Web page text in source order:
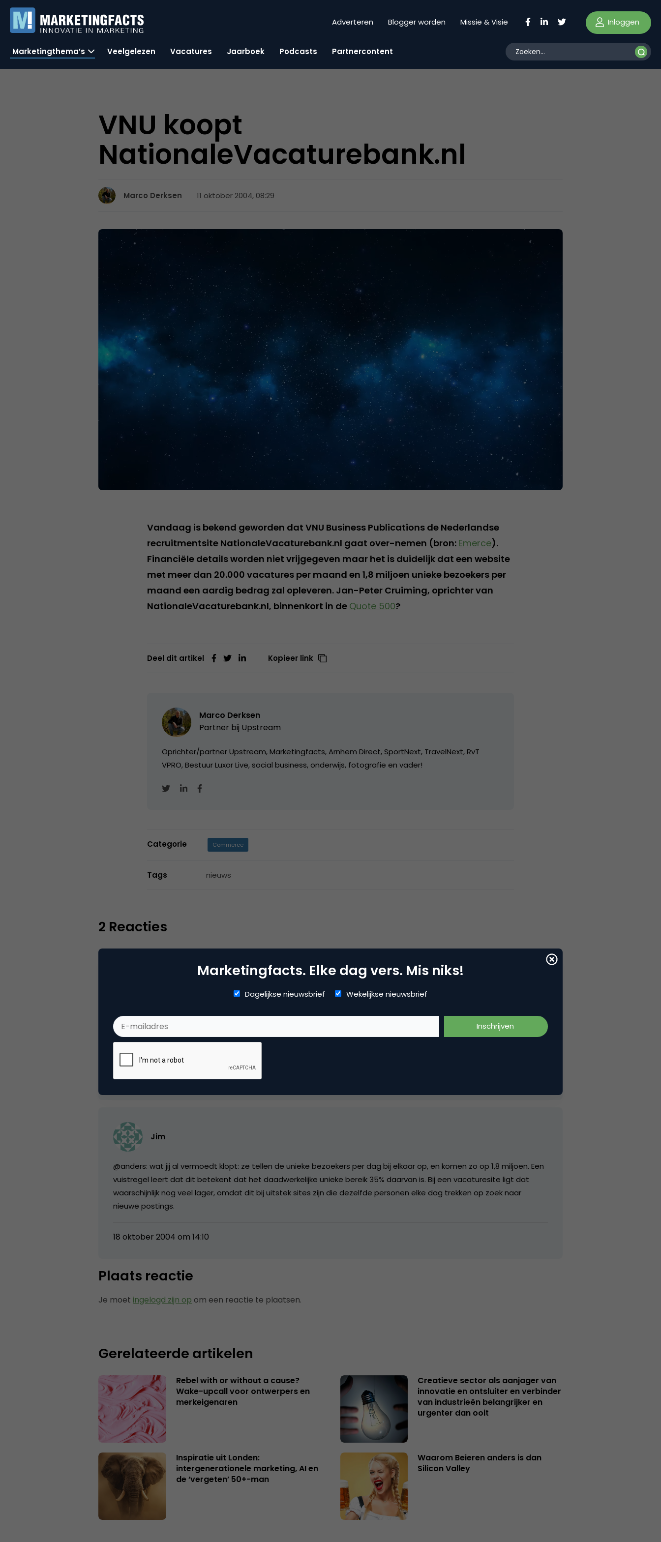
Adverteren Blogger worden Missie & Visie Inloggen
Marketingthema’s Veelgelezen Vacatures Jaarboek Podcasts Partnercontent
VNU koopt
NationaleVacaturebank.nl
Marco Derksen 11 oktober 2004, 08:29
Vandaag is bekend geworden dat VNU Business Publications de Nederlandse
recruitmentsite NationaleVacaturebank.nl gaat over-nemen (bron: Emerce).
Financiële details worden niet vrijgegeven maar het is duidelijk dat een website
met meer dan 20.000 vacatures per maand en 1,8 miljoen unieke bezoekers per
maand een aardig bedrag zal opleveren. Jan-Peter Cruiming, oprichter van
NationaleVacaturebank.nl, binnenkort in de Quote 500?
Deel dit artikel Kopieer link
Marco Derksen
Partner bij Upstream
Oprichter/partner Upstream, Marketingfacts, Arnhem Direct, SportNext, TravelNext, RvT
VPRO, Bestuur Luxor Live, social business, onderwijs, fotografie en vader!
Categorie Commerce
Tags nieuws
2 Reacties
Nederlanders online zou dat betekenen dat 1 op de 4 elke maand nationalevacaturebank.nl bezoekt. Dat lijkt me zeer
onwaarschijnlijk, en ik heb het vermoeden dat de term “unieke bezoeker per maand” door natoinalevacaturebank.nl
18 oktober 2004 om 11:16
Jim
@anders: wat jij al vermoedt klopt: ze tellen de unieke bezoekers per dag bij elkaar op, en komen zo op 1,8 miljoen. Een
vuistregel leert dat dit betekent dat het daadwerkelijke unieke bereik 35% daarvan is. Bij een vacaturesite ligt dat
waarschijnlijk nog veel lager, omdat dit bij uitstek sites zijn die dezelfde personen elke dag trekken op zoek naar
nieuwe postings.
18 oktober 2004 om 14:10
Plaats reactie
Je moet ingelogd zijn op om een reactie te plaatsen.
Gerelateerde artikelen
Rebel with or without a cause?
Wake-upcall voor ontwerpers en
merkeigenaren
Creatieve sector als aanjager van
innovatie en ontsluiter en verbinder
van industrieën belangrijker en
urgenter dan ooit
Inspiratie uit Londen:
intergenerationele marketing, AI en
de ‘vergeten’ 50+-man
Waarom Beieren anders is dan
Silicon Valley
Marketingfacts. Elke dag vers. Mis niks!
Dagelijkse nieuwsbrief Wekelijkse nieuwsbrief